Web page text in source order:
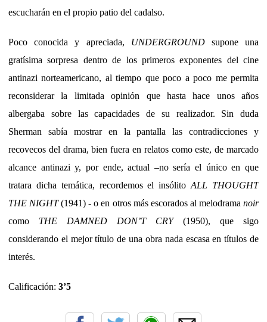
escucharán en el propio patio del cadalso.
Poco conocida y apreciada, UNDERGROUNDsupone una
gratísima sorpresa dentro de los primeros exponentes del cine
antinazi norteamericano, al tiempo que poco a poco me permita
reconsiderar la limitada opinión que hasta hace unos años
albergaba sobre las capacidades de su realizador. Sin duda
Sherman sabía mostrar en la pantalla las contradicciones y
recovecos del drama, bien fuera en relatos como este, de marcado
alcance antinazi y, por ende, actual –no sería el único en que
tratara dicha temática, recordemos el insólitoALL THOUGHT
THE NIGHT(1941) - o en otros más escorados al melodramanoir
como THE DAMNED DON’T CRY(1950), que sigo
considerando el mejor título de una obra nada escasa en títulos de
interés.
Calificación: 3’5